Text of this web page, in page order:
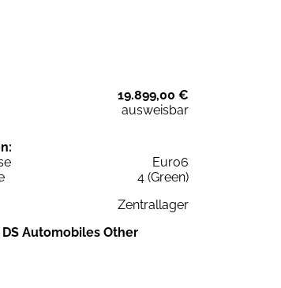
19.899,00 €
ausweisbar
Euro6
4 (Green)
Zentrallager
DS Automobiles Other